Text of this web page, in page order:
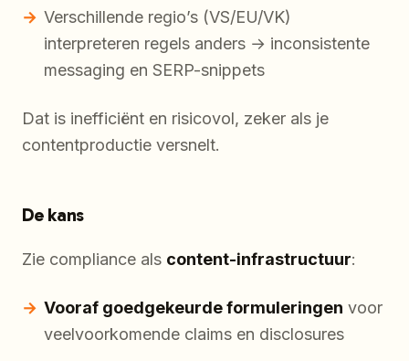
Verschillende regio’s (VS/EU/VK)
interpreteren regels anders → inconsistente
messaging en SERP-snippets
Dat is inefficiënt en risicovol, zeker als je
contentproductie versnelt.
De kans
Zie compliance als content-infrastructuur:
Vooraf goedgekeurde formuleringen voor
veelvoorkomende claims en disclosures